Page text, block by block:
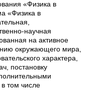
«Физика в
«Физика в
научная
на активное
окружающего мира,
характера,
постановку
том числе